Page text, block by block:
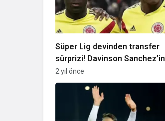
Süper Lig devinden transfer
sürprizi! Davinson Sanchez’in
milli takım partneri…
2 yıl önce